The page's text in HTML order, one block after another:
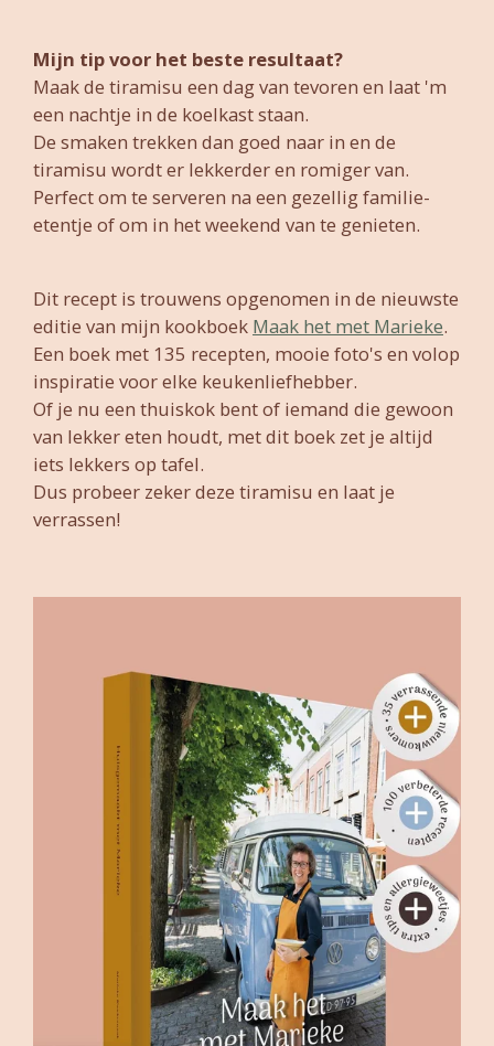
Mijn tip voor het beste resultaat?
Maak de tiramisu een dag van tevoren en laat 'm
een ​​nachtje in de koelkast staan.
De smaken trekken dan goed naar in en de
tiramisu wordt er lekkerder en romiger van.
Perfect om te serveren na een gezellig familie-
etentje of om in het weekend van te genieten.
Dit recept is trouwens opgenomen in de nieuwste
editie van mijn kookboek Maak het met Marieke.
Een boek met 135 recepten, mooie foto's en volop
inspiratie voor elke keukenliefhebber.
Of je nu een thuiskok bent of iemand die gewoon
van lekker eten houdt, met dit boek zet je altijd
iets lekkers op tafel.
Dus probeer zeker deze tiramisu en laat je
verrassen!